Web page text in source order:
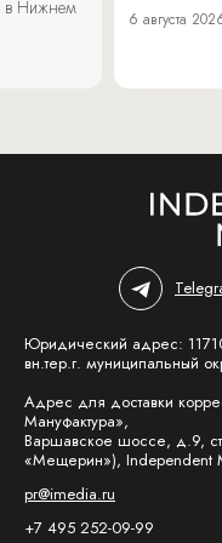
в Нижнем
6 августа
Юридический адрес:
вн.тер.г. муниципальный
Адрес для доставки
Мануфактура»,
Варшавское шоссе, д.9,
«Мещерин»), Independent
pr@imedia.ru
+7 495 252-09-99